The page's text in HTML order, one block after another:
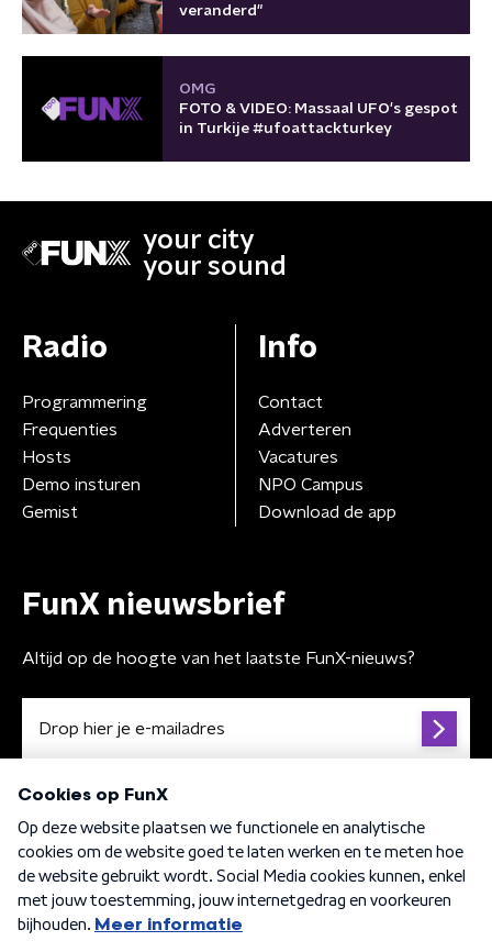
veranderd"
OMG
FOTO & VIDEO: Massaal UFO's gespot
in Turkije #ufoattackturkey
your city
your sound
Radio
Programmering
Frequenties
Hosts
Demo insturen
Gemist
Info
Contact
Adverteren
Vacatures
NPO Campus
Download de app
FunX nieuwsbrief
Altijd op de hoogte van het laatste FunX-nieuws?
Algemene voorwaarden Privacybeleid